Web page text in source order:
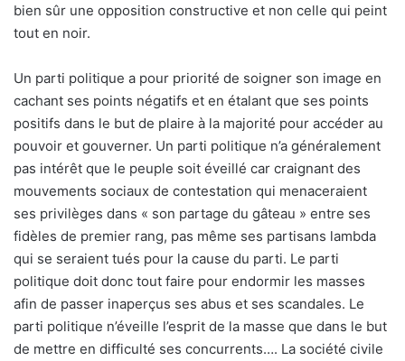
bien sûr une opposition constructive et non celle qui peint
tout en noir.
Un parti politique a pour priorité de soigner son image en
cachant ses points négatifs et en étalant que ses points
positifs dans le but de plaire à la majorité pour accéder au
pouvoir et gouverner. Un parti politique n’a généralement
pas intérêt que le peuple soit éveillé car craignant des
mouvements sociaux de contestation qui menaceraient
ses privilèges dans « son partage du gâteau » entre ses
fidèles de premier rang, pas même ses partisans lambda
qui se seraient tués pour la cause du parti. Le parti
politique doit donc tout faire pour endormir les masses
afin de passer inaperçus ses abus et ses scandales. Le
parti politique n’éveille l’esprit de la masse que dans le but
de mettre en difficulté ses concurrents…. La société civile